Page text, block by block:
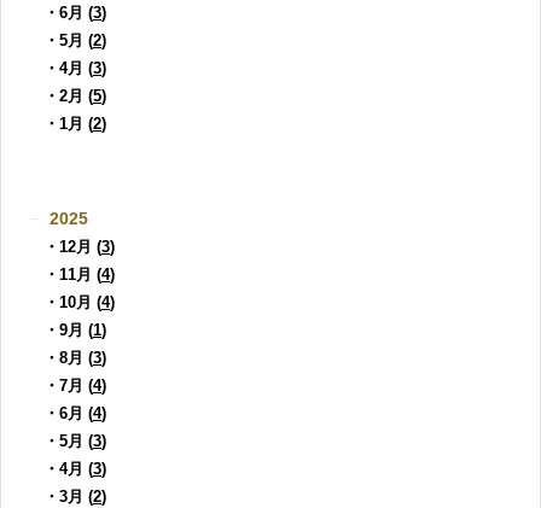
・6月 (3)
・5月 (2)
・4月 (3)
・2月 (5)
・1月 (2)
2025
・12月 (3)
・11月 (4)
・10月 (4)
・9月 (1)
・8月 (3)
・7月 (4)
・6月 (4)
・5月 (3)
・4月 (3)
・3月 (2)